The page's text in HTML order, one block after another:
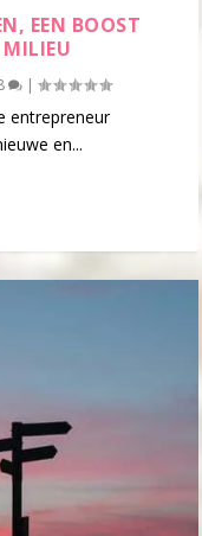
EEN BOOST
MILIEU
|
entrepreneur
en...